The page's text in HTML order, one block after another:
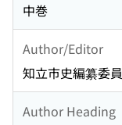
中巻
Author/Editor
知立市史編纂委
Author Heading